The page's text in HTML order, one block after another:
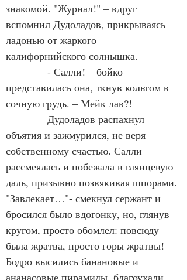
знакомой. "Журнал!" – вдруг
вспомнил Дудоладов, прикрываясь
ладонью от жаркого
калифорнийского солнышка.
- Салли! – бойко
представилась она, ткнув кольтом в
сочную грудь. – Мейк лав?!
Дудоладов распахнул
объятия и зажмурился, не веря
собственному счастью. Салли
рассмеялась и побежала в глянцевую
даль, призывно позвякивая шпорами.
"Завлекает…"- смекнул сержант и
бросился было вдогонку, но, глянув
кругом, просто обомлел: повсюду
была жратва, просто горы жратвы!
Бодро высились банановые и
ананасовые пирамиды, благоухали